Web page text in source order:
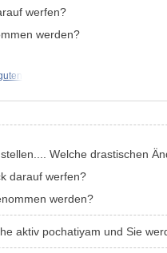
werfen?
werden?
Welche drastischen
darauf werfen?
werden?
aktiv pochatiyam und Sie